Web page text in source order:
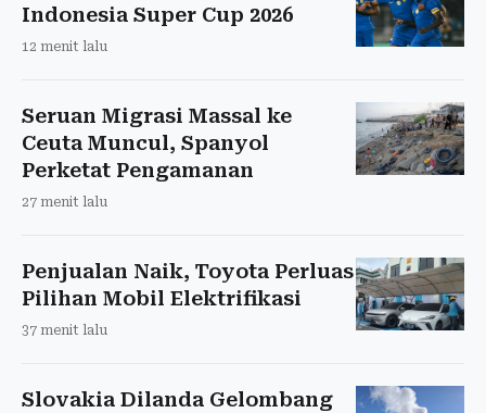
Indonesia Super Cup 2026
12 menit lalu
Seruan Migrasi Massal ke
Ceuta Muncul, Spanyol
Perketat Pengamanan
27 menit lalu
Penjualan Naik, Toyota Perluas
Pilihan Mobil Elektrifikasi
37 menit lalu
Slovakia Dilanda Gelombang